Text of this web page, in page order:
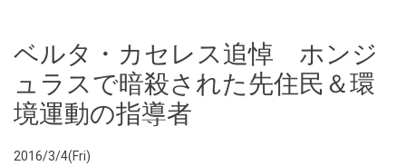
ベルタ・カセレス追悼 ホンジ
ュラスで暗殺された先住民＆環
境運動の指導者
2016/3/4(Fri)